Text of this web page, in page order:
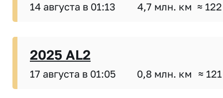
14 августа в 01:13 4,7 млн. км ≈
2025 AL2
17 августа в 01:05 0,8 млн. км ≈